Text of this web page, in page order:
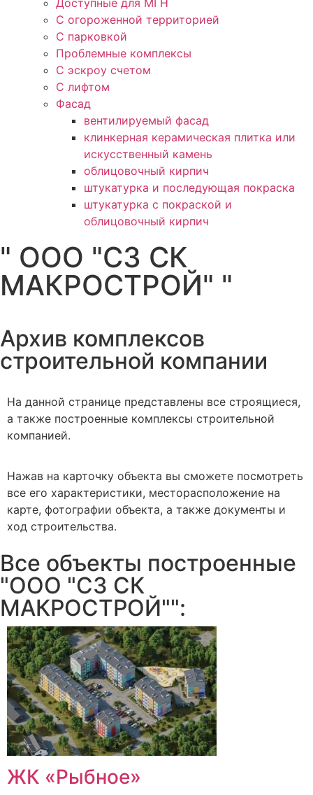
Доступные для МГН
С огороженной территорией
С парковкой
Проблемные комплексы
С эскроу счетом
С лифтом
Фасад
вентилируемый фасад
клинкерная керамическая плитка или
искусственный камень
облицовочный кирпич
штукатурка и последующая покраска
штукатурка с покраской и
облицовочный кирпич
" ООО "СЗ СК
МАКРОСТРОЙ" "
Архив комплексов
строительной компании
На данной странице представлены все строящиеся,
а также построенные комплексы строительной
компанией.
Нажав на карточку объекта вы сможете посмотреть
все его характеристики, месторасположение на
карте, фотографии объекта, а также документы и
ход строительства.
Все объекты построенные
"ООО "СЗ СК
МАКРОСТРОЙ"":
ЖК «Рыбное»